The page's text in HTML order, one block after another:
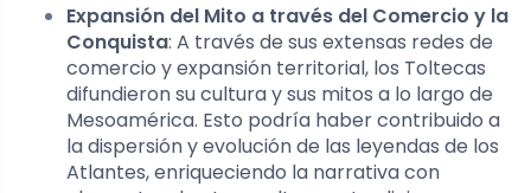
Expansión del Mito a través del Comercio y la
Conquista: A través de sus extensas redes de
comercio y expansión territorial, los Toltecas
difundieron su cultura y sus mitos a lo largo de
Mesoamérica. Esto podría haber contribuido a
la dispersión y evolución de las leyendas de los
Atlantes, enriqueciendo la narrativa con